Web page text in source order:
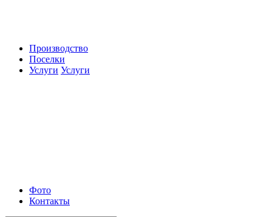
Производство
Поселки
Услуги Услуги
Фото
Контакты